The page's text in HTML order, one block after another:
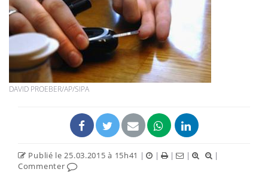
DAVID PROEBER/AP/SIPA
Publié le 25.03.2015 à 15h41 | | | |
|
Commenter